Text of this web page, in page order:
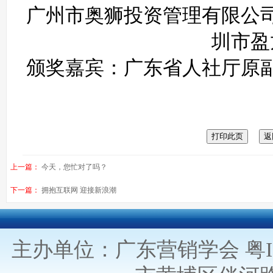
广州市奥狮投资管理有限公
圳市
颁奖嘉宾：广东省人社厅原
上一篇： 今天，您忙对了吗？
下一篇： 拥抱互联网 迎接新浪潮
主办单位：广东营销学会 粤